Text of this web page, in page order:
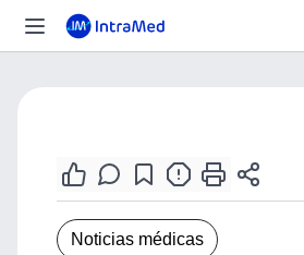
Noticias médicas